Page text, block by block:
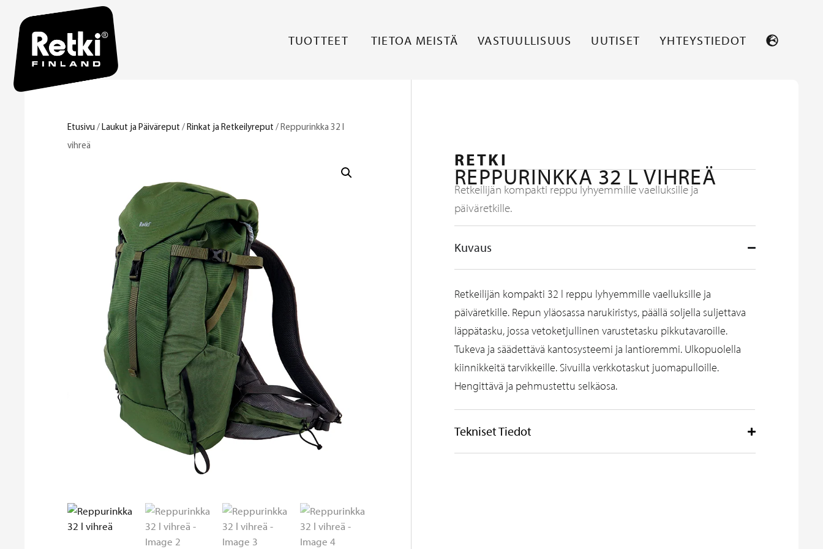
TUOTTEET TIETOA MEISTÄ VASTUULLISUUS UUTISET YHTEYSTIEDOT
Etusivu / Laukut ja Päiväreput / Rinkat ja Retkeilyreput / Reppurinkka 32 l
vihreä
RETKI
REPPURINKKA 32 L VIHREÄ
Retkeilijän kompakti reppu lyhyemmille vaelluksille ja
päiväretkille.
Kuvaus
Retkeilijän kompakti 32 l reppu lyhyemmille vaelluksille ja
päiväretkille. Repun yläosassa narukiristys, päällä soljella suljettava
läppätasku, jossa vetoketjullinen varustetasku pikkutavaroille.
Tukeva ja säädettävä kantosysteemi ja lantioremmi. Ulkopuolella
kiinnikkeitä tarvikkeille. Sivuilla verkkotaskut juomapulloille.
Hengittävä ja pehmustettu selkäosa.
Tekniset Tiedot